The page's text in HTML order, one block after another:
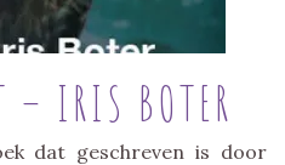
– IRIS BOTER
dat geschreven is door